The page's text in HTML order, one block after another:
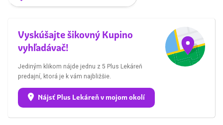
Vyskúšajte šikovný Kupino
vyhľadávač!
Jediným klikom nájde jednu z 5 Plus Lekáreň
predajní, ktorá je k vám najbližšie.
Nájsť Plus Lekáreň v mojom okolí